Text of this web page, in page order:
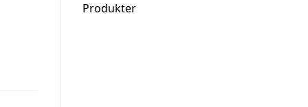
Produkter